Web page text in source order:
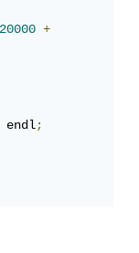
20000
+
endl;